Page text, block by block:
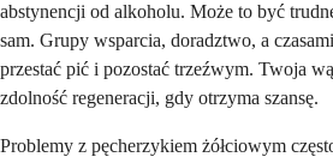
abstynencji od alkoholu. Może to być
sam. Grupy wsparcia, doradztwo, a
przestać pić i pozostać trzeźwym. Twoja
zdolność regeneracji, gdy otrzyma szansę.
Problemy z pęcherzykiem żółciowym